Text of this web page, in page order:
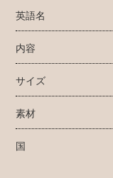
英語名
内容
サイズ
素材
国